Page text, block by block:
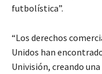
futbolística”.
“Los derechos
Unidos han
Univisión, creando